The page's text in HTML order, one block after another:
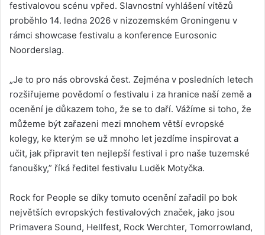
festivalovou scénu vpřed. Slavnostní vyhlášení vítězů
proběhlo 14. ledna 2026 v nizozemském Groningenu v
rámci showcase festivalu a konference Eurosonic
Noorderslag.
„Je to pro nás obrovská čest. Zejména v posledních letech
rozšiřujeme povědomí o festivalu i za hranice naší země a
ocenění je důkazem toho, že se to daří. Vážíme si toho, že
můžeme být zařazeni mezi mnohem větší evropské
kolegy, ke kterým se už mnoho let jezdíme inspirovat a
učit, jak připravit ten nejlepší festival i pro naše tuzemské
fanoušky,” říká ředitel festivalu Luděk Motyčka.
Rock for People se díky tomuto ocenění zařadil po bok
největších evropských festivalových značek, jako jsou
Primavera Sound, Hellfest, Rock Werchter, Tomorrowland,